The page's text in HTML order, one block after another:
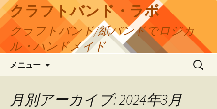
コ
ン
テ
ツ
ス
クラフトバンド・ラボ
クラフトバンド/紙バンドでロジカ
ル・ハンドメイド
メニュー
検
索:
月別アーカイブ: 2024年3月